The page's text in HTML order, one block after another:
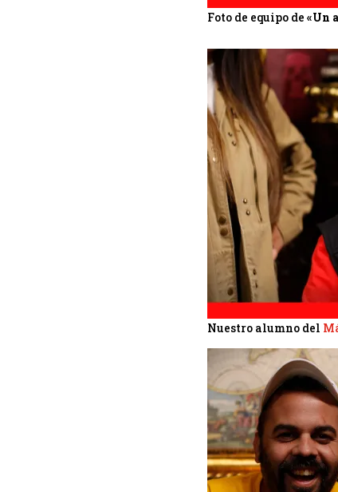
Foto de equipo de «Un
Nuestro alumno del